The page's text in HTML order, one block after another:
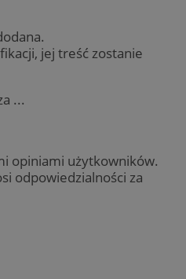
jej treść zostanie
...
opiniami użytkowników.
odpowiedzialności za